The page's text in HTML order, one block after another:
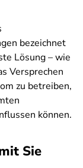
bezeichnet
Lösung – wie
Versprechen
zu betreiben,
können.
Sie